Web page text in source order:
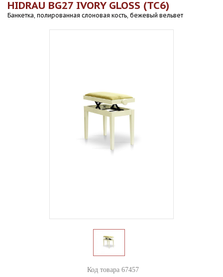
HIDRAU BG27 IVORY GLOSS (TC6)
Банкетка, полированная слоновая кость, бежевый вельвет
Код товара 67457